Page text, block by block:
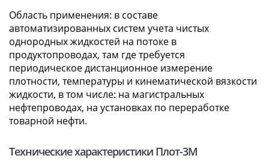
Область применения: в составе
автоматизированных систем учета чистых
однородных жидкостей на потоке в
продуктопроводах, там где требуется
периодическое дистанционное измерение
плотности, температуры и кинематической вязкости
жидкости, в том числе: на магистральных
нефтепроводах, на установках по переработке
товарной нефти.
Технические характеристики Плот-3М